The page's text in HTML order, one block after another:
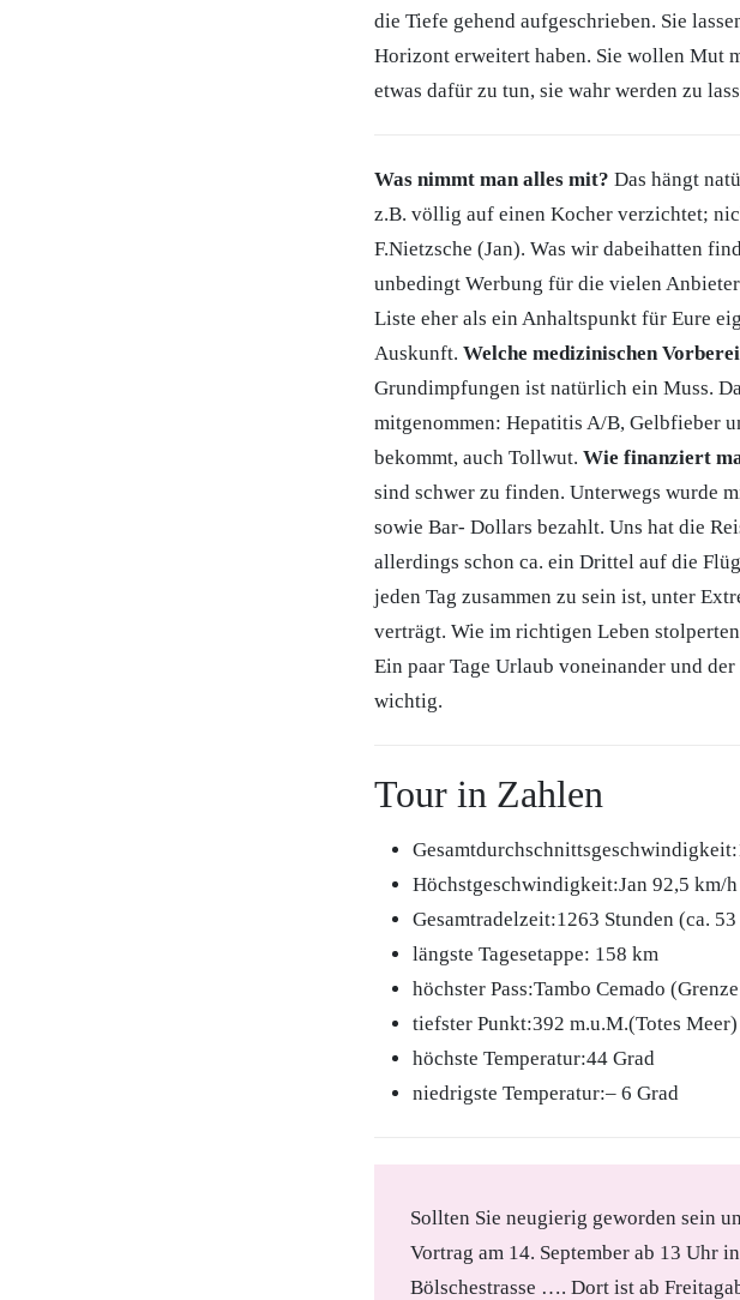
die Tiefe gehend aufgeschrieben. Sie
Horizont erweitert haben. Sie wollen Mut
etwas dafür zu tun, sie wahr werden zu
Was nimmt man alles mit? Das hängt
z.B. völlig auf einen Kocher verzichtet;
F.Nietzsche (Jan). Was wir dabeihatten
unbedingt Werbung für die vielen
Liste eher als ein Anhaltspunkt für Eure
Auskunft. Welche medizinischen
Grundimpfungen ist natürlich ein Muss.
mitgenommen: Hepatitis A/B, Gelbfieber
bekommt, auch Tollwut. Wie finanziert
sind schwer zu finden. Unterwegs wurde
sowie Bar- Dollars bezahlt. Uns hat die
allerdings schon ca. ein Drittel auf die
jeden Tag zusammen zu sein ist, unter
verträgt. Wie im richtigen Leben
Ein paar Tage Urlaub voneinander und
wichtig.
Tour in Zahlen
Höchstgeschwindigkeit:Jan 92,5 km/
Gesamtradelzeit:1263 Stunden (ca. 53
längste Tagesetappe: 158 km
höchster Pass:Tambo Cemado
tiefster Punkt:392 m.u.M.(Totes Meer)
höchste Temperatur:44 Grad
niedrigste Temperatur:– 6 Grad
Sollten Sie neugierig geworden sein
Vortrag am 14. September ab 13 Uhr
Bölschestrasse …. Dort ist ab